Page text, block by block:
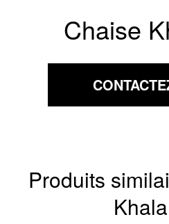
Chaise
Produits